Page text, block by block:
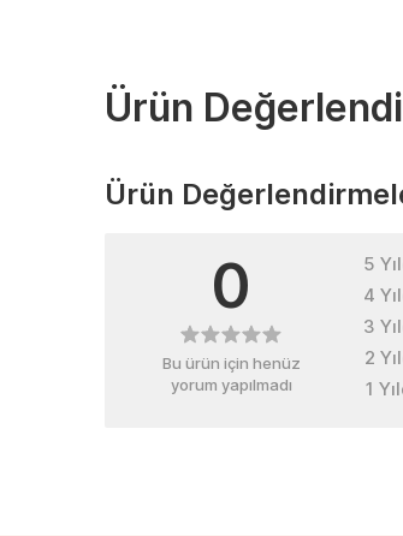
Ürün
Ürün
0
Bu ürün için henüz
yorum yapılmadı
5
4
3
2
1